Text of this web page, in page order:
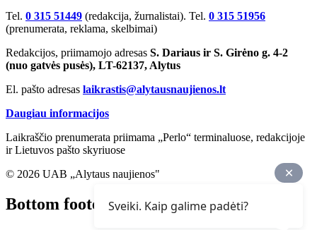
Tel. 0 315 51449 (redakcija, žurnalistai). Tel. 0 315 51956
(prenumerata, reklama, skelbimai)
Redakcijos, priimamojo adresas S. Dariaus ir S. Girėno g. 4-2
(nuo gatvės pusės), LT-62137, Alytus
El. pašto adresas laikrastis@alytausnaujienos.lt
Daugiau informacijos
Laikraščio prenumerata priimama „Perlo“ terminaluose, redakcijoje
ir Lietuvos pašto skyriuose
© 2026 UAB „Alytaus naujienos"
Bottom footer Sveiki. Kaip galime padėti?